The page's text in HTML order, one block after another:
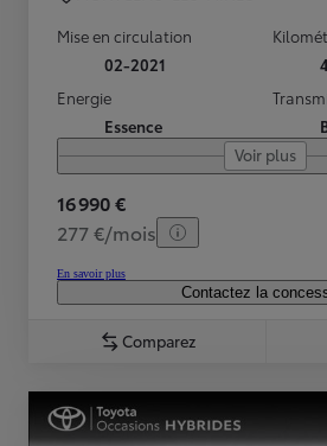
Mise en circulation
02-2021
Energie
Essence
Voir plus
16 990 €
277 €/mois
En savoir plus
Contactez la
Comparez